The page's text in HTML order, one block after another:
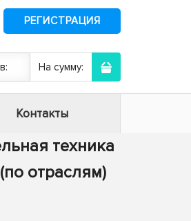
РЕГИСТРАЦИЯ
На сумму:
Контакты
техника
отраслям)